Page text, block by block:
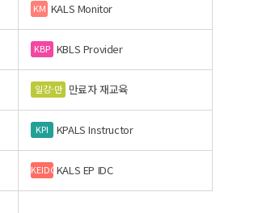
KM KALS Monitor
KBP KBLS Provider
일강-만 만료자 재교육
KPI KPALS Instructor
KEIDC KALS EP IDC